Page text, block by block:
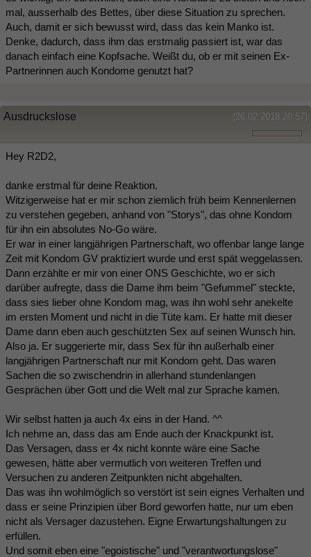
mal, ausserhalb des Bettes, über diese Situation zu sprechen.
Auch, damit er sich bewusst wird, dass das kein Manko ist.
Denke, dadurch, dass ihm das erstmalig passiert ist, war das
danach einfach eine Kopfsache. Weißt du, ob er mit seinen Ex-
Partnerinnen auch Kondome genutzt hat?
(26.02.2018 20:57)
Ausdruckslose
Hey R2D2,
danke erstmal für deine Reaktion.
Witzigerweise hat er mir schon ziemlich früh beim Kennenlernen
zu verstehen gegeben, anhand von "Storys", das ohne Kondom
für ihn ein absolutes No-Go wäre.
Er war in einer langjährigen Partnerschaft, wo offenbar lange lange
Zeit mit Kondom GV praktiziert wurde und erst spät weggelassen.
Dann erzählte er mir von einer ONS Geschichte, wo er sich
darüber aufregte, dass die Dame ihm beim "Gefummel" steckte,
dass sies lieber ohne Kondom mag, was ihn wohl sehr anekelte
im ersten Moment und nicht in die Tüte kam. Er hatte mit dieser
Dame dann eben auch geschützten Sex auf seinen Wunsch hin.
Also ja. Er suggerierte mir, dass Sex für ihn außerhalb einer
langjährigen Partnerschaft nur mit Kondom geht. Das waren
Sachen die so zwischendrin in allerhand stundenlangen
Gesprächen über Gott und die Welt mal zur Sprache kamen.
Wir selbst hatten ja auch 4x eins in der Hand. ^^
Ich nehme an, dass das am Ende auch der Knackpunkt ist.
Das Versagen, dass er 4x nicht konnte wäre eine Sache
gewesen, hätte aber vermutlich von weiteren Treffen und
Versuchen zu anderen Zeitpunkten nicht abgehalten.
Das was ihn wohlmöglich so verstört ist sein eignes Verhalten und
dass er seine Prinzipien über Bord geworfen hatte, nur um eben
nicht als Versager dazustehen. Eigne Erwartungshaltungen zu
erfüllen.
Und somit eben eine "egoistische" und "verantwortungslose"